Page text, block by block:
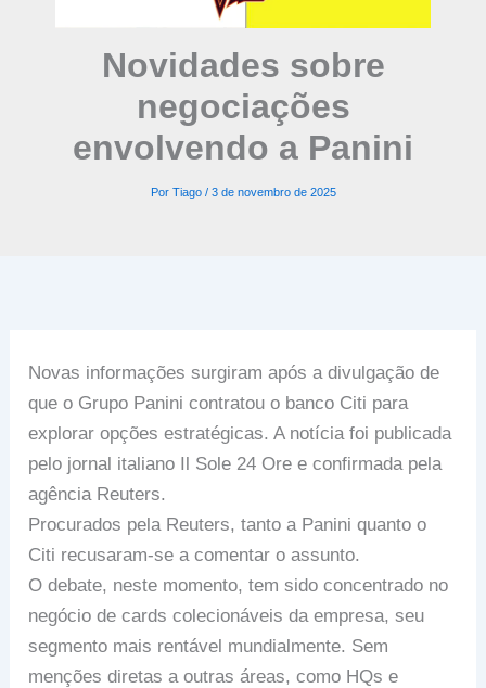
Novidades sobre
negociações
envolvendo a Panini
Por Tiago / 3 de novembro de 2025
Novas informações surgiram após a divulgação de
que o Grupo Panini contratou o banco Citi para
explorar opções estratégicas. A notícia foi publicada
pelo jornal italiano Il Sole 24 Ore e confirmada pela
agência Reuters.
Procurados pela Reuters, tanto a Panini quanto o
Citi recusaram-se a comentar o assunto.
O debate, neste momento, tem sido concentrado no
negócio de cards colecionáveis da empresa, seu
segmento mais rentável mundialmente. Sem
menções diretas a outras áreas, como HQs e